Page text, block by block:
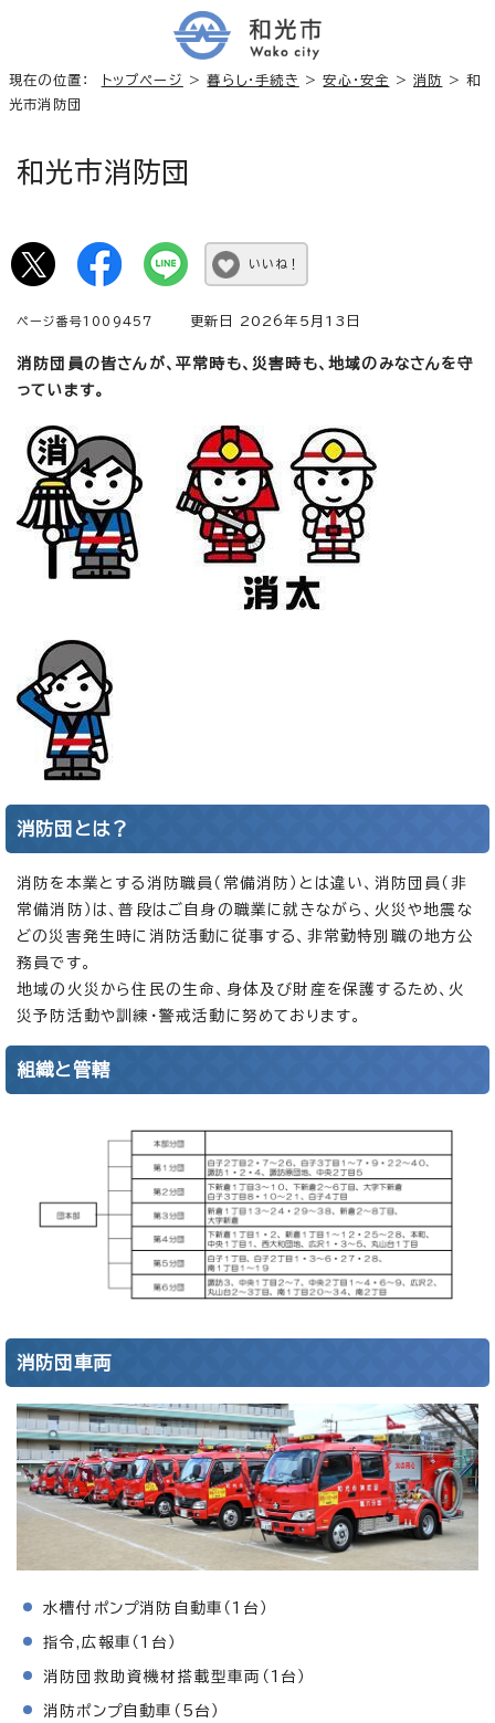
現在の位置： トップページ >暮らし・手続き >安心・安全 >消防
> 和
光市消防団
和光市消防団
いいね！
ページ番号1009457 更新日 2026年5月13日
消防団員の皆さんが、平常時も、災害時も、地域のみなさんを守
っています。
消防団とは？
消防を本業とする消防職員（常備消防）とは違い、消防団員（非
常備消防）は、普段はご自身の職業に就きながら、火災や地震な
どの災害発生時に消防活動に従事する、非常勤特別職の地方公
務員です。
地域の火災から住民の生命、身体及び財産を保護するため、火
災予防活動や訓練・警戒活動に努めております。
組織と管轄
消防団車両
水槽付ポンプ消防自動車（1台）
指令,広報車（1台）
消防団救助資機材搭載型車両（1台）
消防ポンプ自動車（5台）